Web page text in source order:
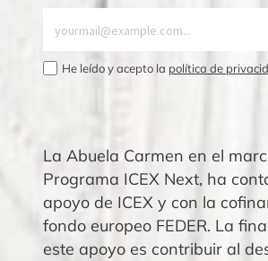
He leído y acepto la política de
La Abuela Carmen en el
Programa ICEX Next, ha
apoyo de ICEX y con la
fondo europeo FEDER. La
este apoyo es contribuir al